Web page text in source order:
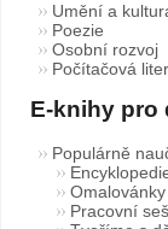
Umění a
Poezie
Osobní rozvoj
Počítačová
E-knihy pro
Populárně
Omalovánky
Pracovní